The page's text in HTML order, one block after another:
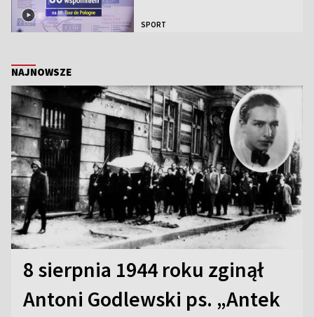
SPORT
NAJNOWSZE
8 sierpnia 1944 roku zginął
Antoni Godlewski ps. „Antek